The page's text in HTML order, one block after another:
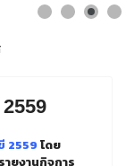
2559 โดย
ยงานกิจการ